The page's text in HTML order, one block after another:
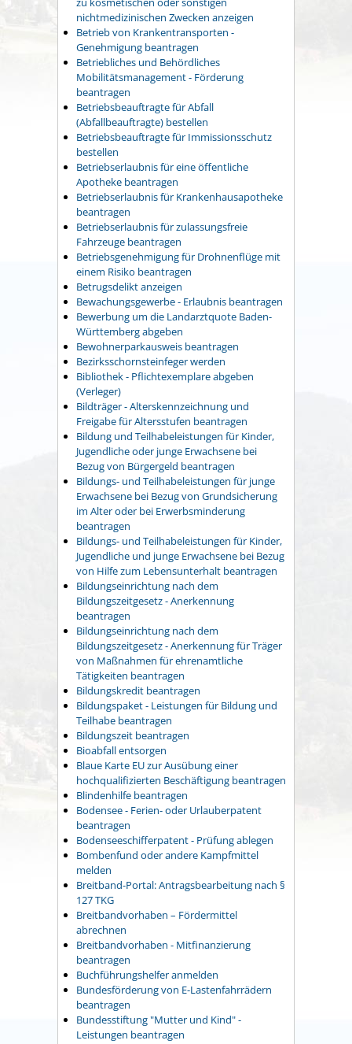
nichtmedizinischen Zwecken anzeigen
Betrieb von Krankentransporten -
Genehmigung beantragen
Betriebliches und Behördliches
Mobilitätsmanagement - Förderung
beantragen
Betriebsbeauftragte für Abfall
(Abfallbeauftragte) bestellen
Betriebsbeauftragte für Immissionsschutz
bestellen
Betriebserlaubnis für eine öffentliche
Apotheke beantragen
Betriebserlaubnis für Krankenhausapotheke
beantragen
Betriebserlaubnis für zulassungsfreie
Fahrzeuge beantragen
Betriebsgenehmigung für Drohnenflüge mit
einem Risiko beantragen
Betrugsdelikt anzeigen
Bewachungsgewerbe - Erlaubnis beantragen
Bewerbung um die Landarztquote Baden-
Württemberg abgeben
Bewohnerparkausweis beantragen
Bezirksschornsteinfeger werden
Bibliothek - Pflichtexemplare abgeben
(Verleger)
Bildträger - Alterskennzeichnung und
Freigabe für Altersstufen beantragen
Bildung und Teilhabeleistungen für Kinder,
Jugendliche oder junge Erwachsene bei
Bezug von Bürgergeld beantragen
Bildungs- und Teilhabeleistungen für junge
Erwachsene bei Bezug von Grundsicherung
im Alter oder bei Erwerbsminderung
beantragen
Bildungs- und Teilhabeleistungen für Kinder,
Jugendliche und junge Erwachsene bei Bezug
von Hilfe zum Lebensunterhalt beantragen
Bildungseinrichtung nach dem
Bildungszeitgesetz - Anerkennung
beantragen
Bildungseinrichtung nach dem
Bildungszeitgesetz - Anerkennung für Träger
von Maßnahmen für ehrenamtliche
Tätigkeiten beantragen
Bildungskredit beantragen
Bildungspaket - Leistungen für Bildung und
Teilhabe beantragen
Bildungszeit beantragen
Bioabfall entsorgen
Blaue Karte EU zur Ausübung einer
hochqualifizierten Beschäftigung beantragen
Blindenhilfe beantragen
Bodensee - Ferien- oder Urlauberpatent
beantragen
Bodenseeschifferpatent - Prüfung ablegen
Bombenfund oder andere Kampfmittel
melden
Breitband-Portal: Antragsbearbeitung nach §
127 TKG
Breitbandvorhaben – Fördermittel
abrechnen
Breitbandvorhaben - Mitfinanzierung
beantragen
Buchführungshelfer anmelden
Bundesförderung von E-Lastenfahrrädern
beantragen
Bundesstiftung "Mutter und Kind" -
Leistungen beantragen